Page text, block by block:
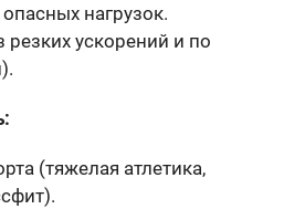
нагрузок.
резких ускорений и по
(тяжелая атлетика,